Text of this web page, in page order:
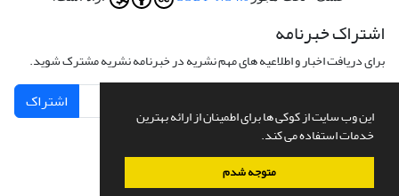
این وب سایت از کوکی ها برای اطمینان از ارائه بهترین
خدمات استفاده می کند.
متوجه شدم
اشتراک خبرنامه
برای دریافت اخبار و اطلاعیه های مهم نشریه در خبرنامه نشریه مشترک شوید.
اشتراک
سامانه مدیریت نشریات علمی.طراحی و پیاده سازی ازسیناوب